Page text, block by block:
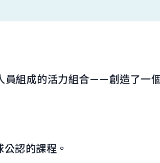
員組成的活力組合——創造了一
認的課程。